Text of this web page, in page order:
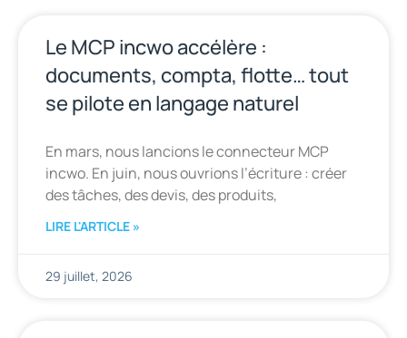
Le MCP incwo accélère :
documents, compta, flotte… tout
se pilote en langage naturel
En mars, nous lancions le connecteur MCP
incwo. En juin, nous ouvrions l’écriture : créer
des tâches, des devis, des produits,
LIRE L'ARTICLE »
29 juillet, 2026